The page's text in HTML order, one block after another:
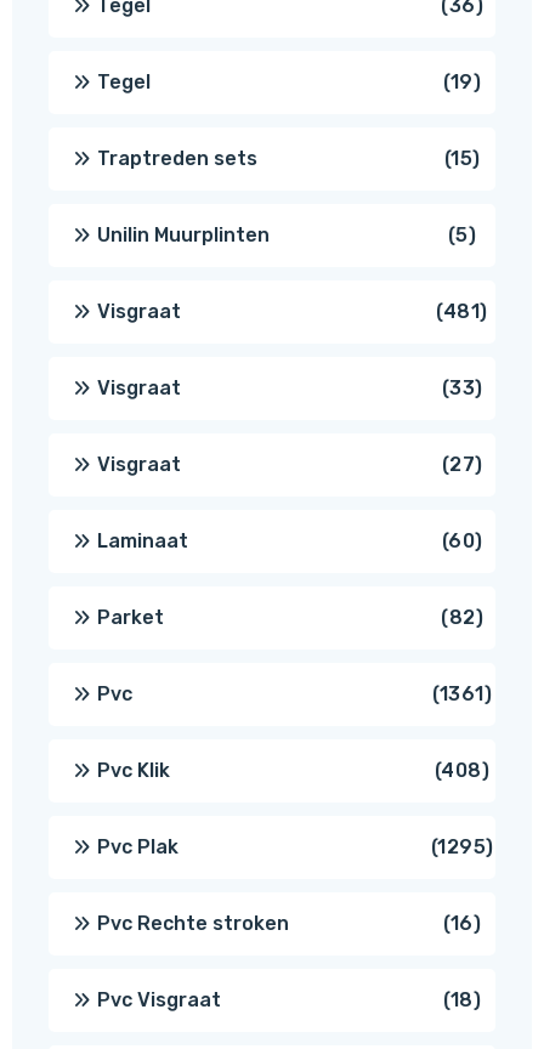
Tegel 36 36
Tegel 1919
Traptreden sets 1515
Unilin Muurplinten 55
Visgraat 481481
Visgraat 3333
Visgraat 2727
Laminaat 6060
Parket 8282
Pvc 13611361
Pvc Klik 408408
Pvc Plak 12951295
Pvc Rechte stroken 1616
Pvc Visgraat 1818